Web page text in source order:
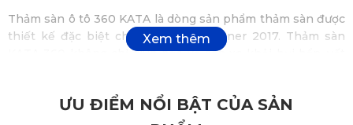
Thảm sàn ô tô 360 KATA là dòng sản phẩm thảm sàn được
thiết kế đặc biệt cho dòng xe Fortuner 2017. Thảm sàn
KATA 360 không chỉ giúp bảo vệ sàn xe khỏi bụi bẩn, vết
ƯU ĐIỂM NỔI BẬT CỦA SẢN